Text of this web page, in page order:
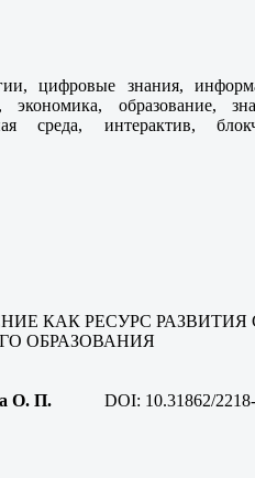
цифровые знания,
образование,
среда, интерактив,
КАК РЕСУРС
ОБРАЗОВАНИЯ
О. П. DOI: 10.31862/